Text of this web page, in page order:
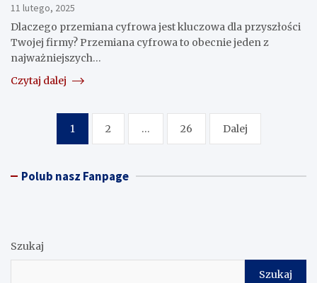
11 lutego, 2025
Dlaczego przemiana cyfrowa jest kluczowa dla przyszłości
Twojej firmy? Przemiana cyfrowa to obecnie jeden z
najważniejszych…
Czytaj dalej
Nawigacja
wpisach
1 2 … 26 Dalej
Polub nasz Fanpage
Szukaj
Szukaj